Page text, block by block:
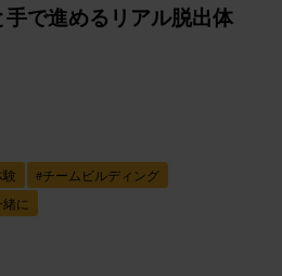
で進めるリアル脱出体
験 #チームビルディング
に